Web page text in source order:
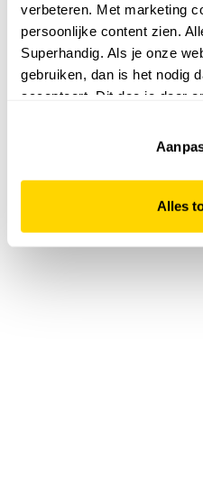
verbeteren. Met marketing
persoonlijke content zien.
Superhandig. Als je onze
gebruiken, dan is het nodig
accepteert. Dit doe je door
website niet optimaal
Alles